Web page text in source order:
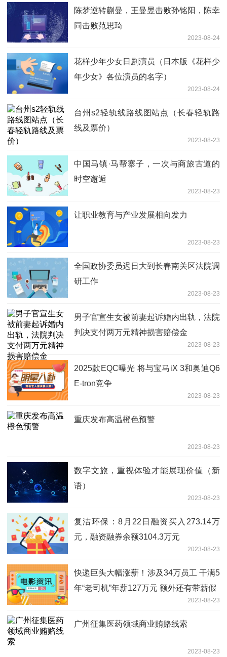
陈梦逆转蒯曼，王曼昱击败孙铭阳，陈幸
同击败范思琦
2023-08-24
花样少年少女日剧演员（日本版《花样少
年少女》各位演员的名字）
2023-08-24
台州s2轻轨线路线图站点（长春轻轨路
线及票价）
2023-08-23
中国马镇·马帮寨子，一次与商旅古道的
时空邂逅
2023-08-23
让职业教育与产业发展相向发力
2023-08-23
全国政协委员迟日大到长春南关区法院调
研工作
2023-08-23
男子官宣生女被前妻起诉婚内出轨，法院
判决支付两万元精神损害赔偿金
2023-08-23
2025款EQC曝光 将与宝马iX 3和奥迪Q6
E-tron竞争
2023-08-23
重庆发布高温橙色预警
2023-08-23
数字文旅，重视体验才能展现价值（新
语）
2023-08-23
复洁环保：8月22日融资买入273.14万
元，融资融券余额3104.3万元
2023-08-23
快递巨头大幅涨薪！涉及34万员工 干满5
年“老司机”年薪127万元 额外还有带薪假
2023-08-23
广州征集医药领域商业贿赂线索
2023-08-23